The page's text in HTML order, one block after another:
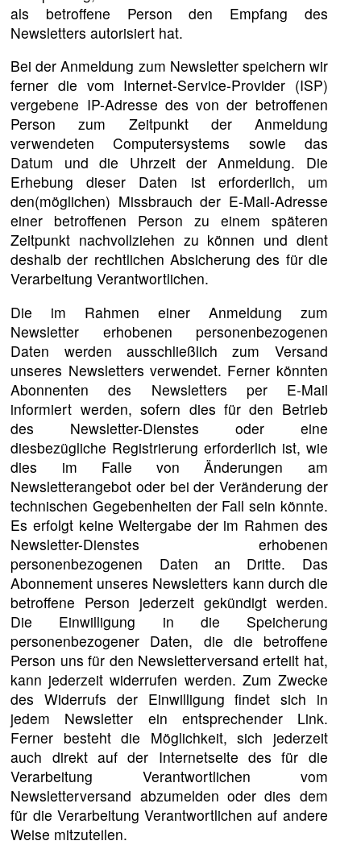
als betroffene Person den Empfang des
Newsletters autorisiert hat.
Bei der Anmeldung zum Newsletter speichern wir
ferner die vom Internet-Service-Provider (ISP)
vergebene IP-Adresse des von der betroffenen
Person zum Zeitpunkt der Anmeldung
verwendeten Computersystems sowie das
Datum und die Uhrzeit der Anmeldung. Die
Erhebung dieser Daten ist erforderlich, um
den(möglichen) Missbrauch der E-Mail-Adresse
einer betroffenen Person zu einem späteren
Zeitpunkt nachvollziehen zu können und dient
deshalb der rechtlichen Absicherung des für die
Verarbeitung Verantwortlichen.
Die im Rahmen einer Anmeldung zum
Newsletter erhobenen personenbezogenen
Daten werden ausschließlich zum Versand
unseres Newsletters verwendet. Ferner könnten
Abonnenten des Newsletters per E-Mail
informiert werden, sofern dies für den Betrieb
des Newsletter-Dienstes oder eine
diesbezügliche Registrierung erforderlich ist, wie
dies im Falle von Änderungen am
Newsletterangebot oder bei der Veränderung der
technischen Gegebenheiten der Fall sein könnte.
Es erfolgt keine Weitergabe der im Rahmen des
Newsletter-Dienstes erhobenen
personenbezogenen Daten an Dritte. Das
Abonnement unseres Newsletters kann durch die
betroffene Person jederzeit gekündigt werden.
Die Einwilligung in die Speicherung
personenbezogener Daten, die die betroffene
Person uns für den Newsletterversand erteilt hat,
kann jederzeit widerrufen werden. Zum Zwecke
des Widerrufs der Einwilligung findet sich in
jedem Newsletter ein entsprechender Link.
Ferner besteht die Möglichkeit, sich jederzeit
auch direkt auf der Internetseite des für die
Verarbeitung Verantwortlichen vom
Newsletterversand abzumelden oder dies dem
für die Verarbeitung Verantwortlichen auf andere
Weise mitzuteilen.